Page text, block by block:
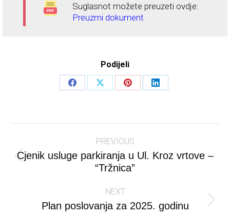
Suglasnot možete preuzeti ovdje:
Preuzmi dokument
Podijeli
Share
Facebook
Share
X
Share
Pinterest
Share
LinkedIn
navigation
PREVIOUS
Previous
post:
Cjenik usluge parkiranja u Ul. Kroz vrtove –
“Tržnica”
NEXT
Next
Plan poslovanja za 2025. godinu